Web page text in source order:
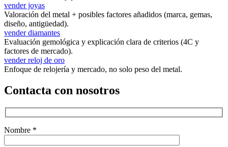
vender joyas
Valoración del metal + posibles factores añadidos (marca, gemas,
diseño, antigüedad).
vender diamantes
Evaluación gemológica y explicación clara de criterios (4C y
factores de mercado).
vender reloj de oro
Enfoque de relojería y mercado, no solo peso del metal.
Contacta con nosotros
Nombre *